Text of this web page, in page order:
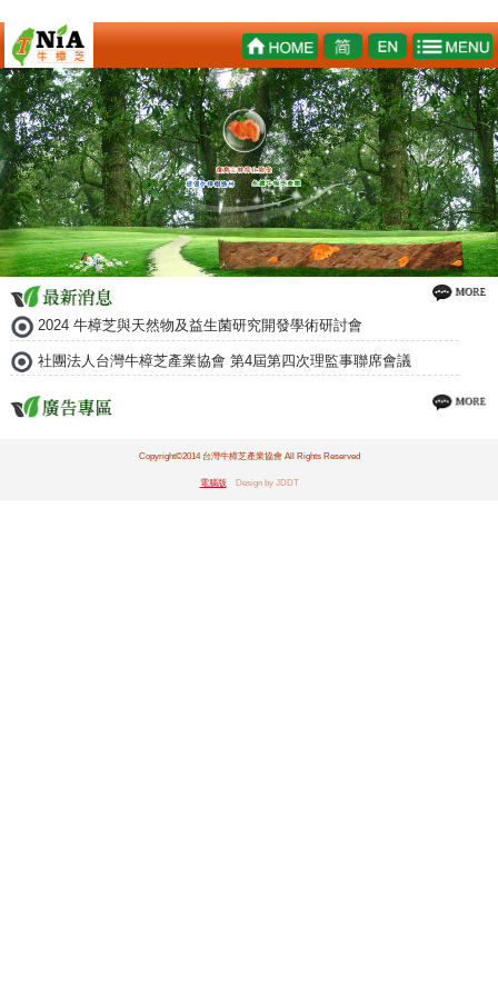
2024 牛樟芝與天然物及益生菌研究開發學術研討會
社團法人台灣牛樟芝產業協會 第4屆第四次理監事聯席會議
Copyright©2014 台灣牛樟芝產業協會 All Rights Reserved
電腦版 Design by JDDT